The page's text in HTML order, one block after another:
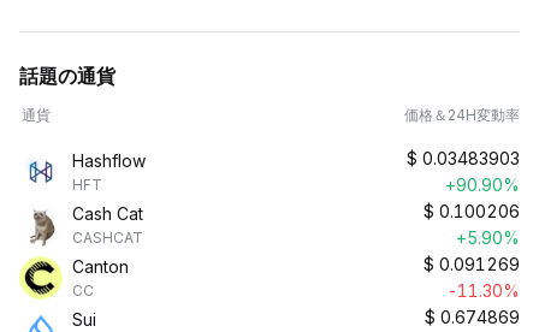
話題の通貨
通貨 価格＆24H変動率
Hashflow
HFT
$ 0.03483903
+90.90%
Cash Cat
CASHCAT
$ 0.100206
+5.90%
Canton
CC
$ 0.091269
-11.30%
Sui
$ 0.674869